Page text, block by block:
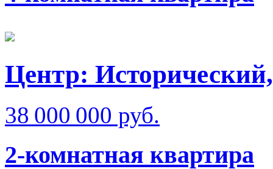
Центр:
38 000 000 руб.
2-комнатная квартира